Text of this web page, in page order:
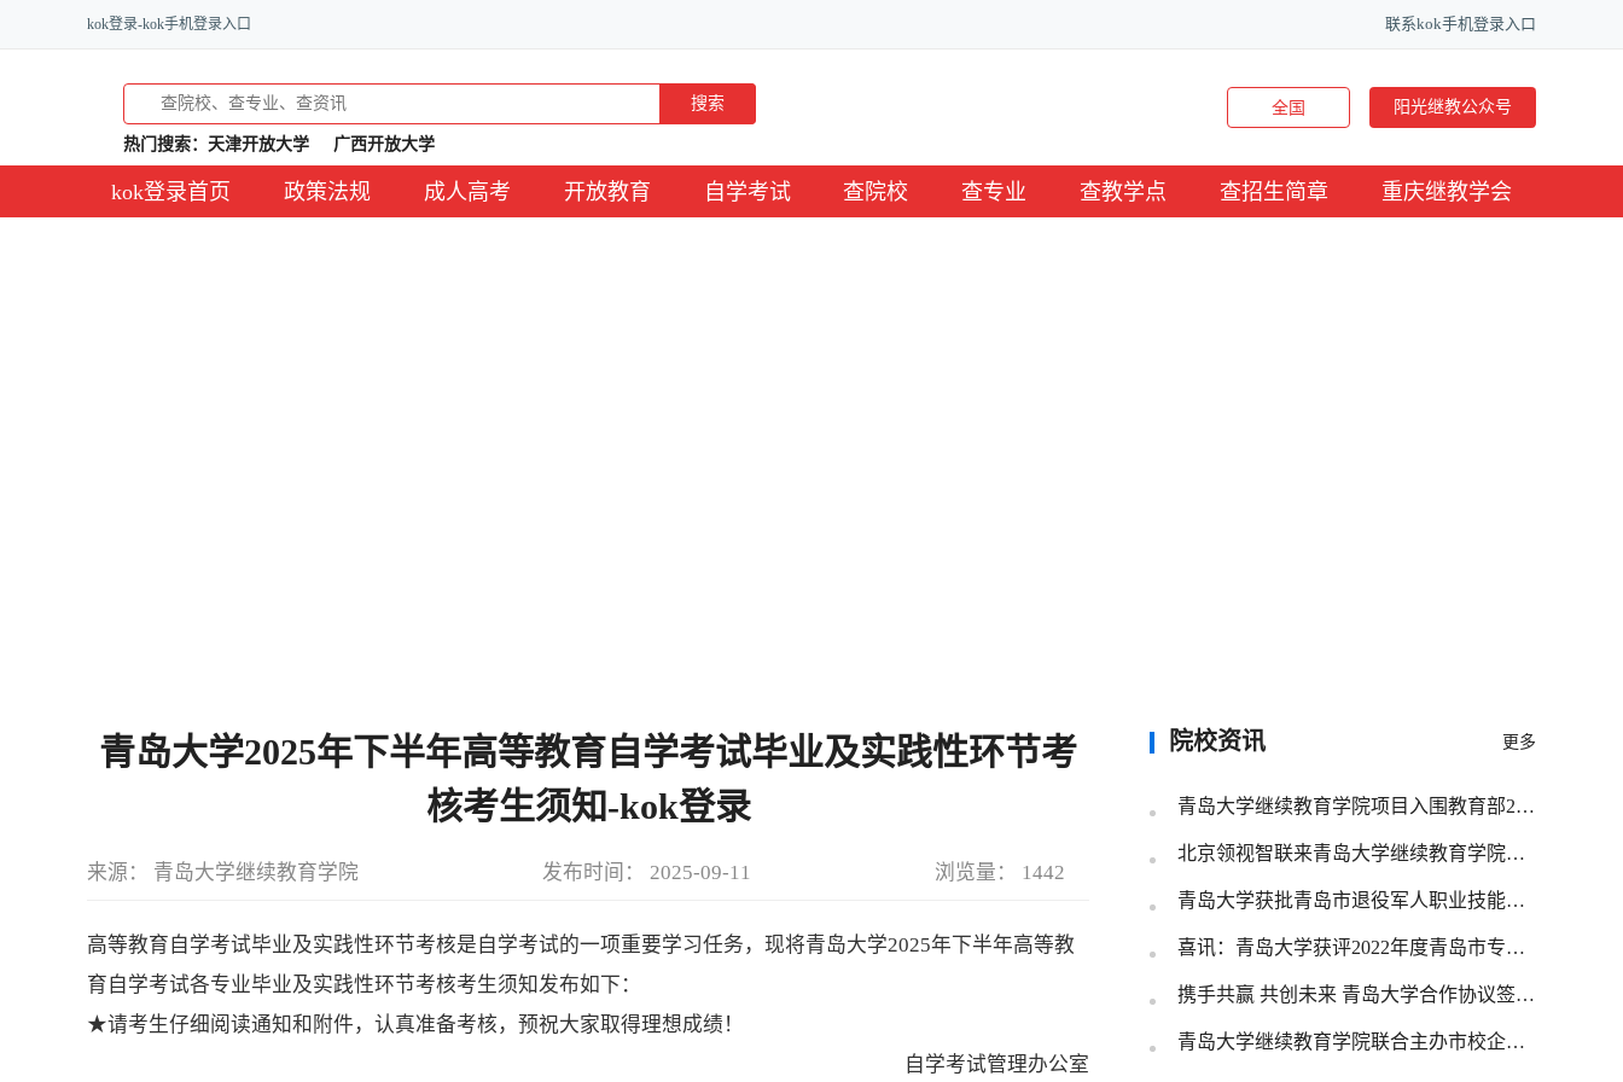
kok登录-kok手机登录入口 联系kok手机登录入口
搜索
热门搜索： 天津开放大学 广西开放大学
全国 阳光继教公众号
kok登录首页 政策法规 成人高考 开放教育 自学考试 查院校 查专业 查教学点 查招生简章 重庆继教学会
青岛大学2025年下半年高等教育自学考试毕业及实践性环节考
核考生须知-kok登录
来源： 青岛大学继续教育学院 发布时间： 2025-09-11 浏览量： 1442
高等教育自学考试毕业及实践性环节考核是自学考试的一项重要学习任务，现将青岛大学2025年下半年高等教
育自学考试各专业毕业及实践性环节考核考生须知发布如下：
★请考生仔细阅读通知和附件，认真准备考核，预祝大家取得理想成绩！
自学考试管理办公室
院校资讯 更多
青岛大学继续教育学院项目入围教育部2023年学习型社会建设（高等继续教育领域）重点任务名单
北京领视智联来青岛大学继续教育学院合作交流
青岛大学获批青岛市退役军人职业技能培训承训机构
喜讯：青岛大学获评2022年度青岛市专业技术人员继续教育突出贡献基地
携手共赢 共创未来 青岛大学合作协议签约仪式圆满举行！
青岛大学继续教育学院联合主办市校企协同创新人才研讨会